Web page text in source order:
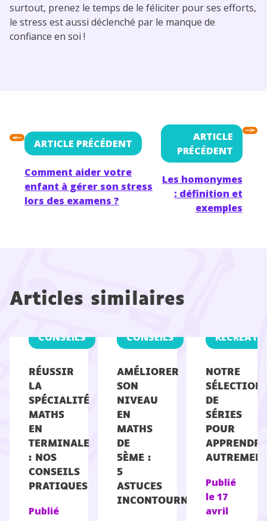
surtout, prenez le temps de le féliciter pour ses efforts,
le stress est aussi déclenché par le manque de
confiance en soi !
ARTICLE PRÉCÉDENT
Comment aider votre
enfant à gérer son stress
lors des examens ?
ARTICLE
PRÉCÉDENT
Les homonymes
: définition et
exemples
Articles similaires
RÉUSSIR
LA
SPÉCIALITÉ
MATHS
EN
TERMINALE
: NOS
CONSEILS
PRATIQUES
CONSEILS
Publié
AMÉLIORER
SON
NIVEAU
EN
MATHS
DE
5ÈME :
5
ASTUCES
INCONTOURNABLES
CONSEILS
NOTRE
SÉLECTION
DE
SÉRIES
POUR
APPRENDRE
Publié
le17
avril